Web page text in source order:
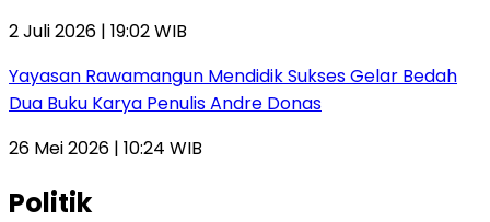
2 Juli 2026 | 19:02 WIB
Yayasan Rawamangun Mendidik Sukses Gelar Bedah
Dua Buku Karya Penulis Andre Donas
26 Mei 2026 | 10:24 WIB
Politik